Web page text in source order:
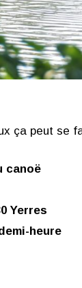
ça peut se
canoë
Yerres
heure